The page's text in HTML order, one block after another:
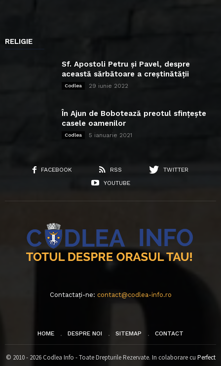
RELIGIE
Sf. Apostoli Petru și Pavel, despre
această sărbătoare a creștinătății
Codlea 29 iunie 2022
În Ajun de Bobotează preotul sfințește
casele oamenilor
Codlea 5 ianuarie 2021
FACEBOOK RSS
TWITTER
YOUTUBE
Contactați-ne: contact@codlea-info.ro
HOME DESPRE NOI SITEMAP CONTACT
© 2010 - 2026 Codlea Info - Toate Drepturile Rezervate. In colaborare cu Perfect